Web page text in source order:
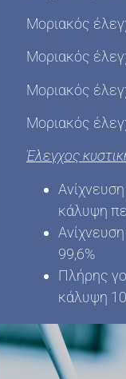
Mοριακός
Mοριακός
Μοριακός
Μοριακός
Έλεγχος
κάλυψη
99,6%
Πλήρης
κάλυψη